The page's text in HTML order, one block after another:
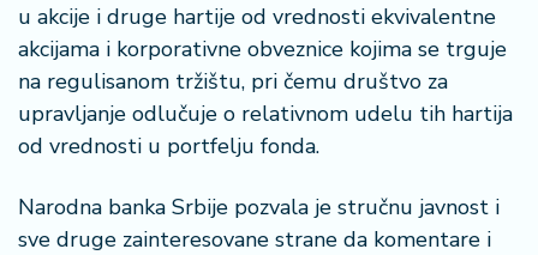
u akcije i druge hartije od vrednosti ekvivalentne
akcijama i korporativne obveznice kojima se trguje
na regulisanom tržištu, pri čemu društvo za
upravljanje odlučuje o relativnom udelu tih hartija
od vrednosti u portfelju fonda.
Narodna banka Srbije pozvala je stručnu javnost i
sve druge zainteresovane strane da komentare i